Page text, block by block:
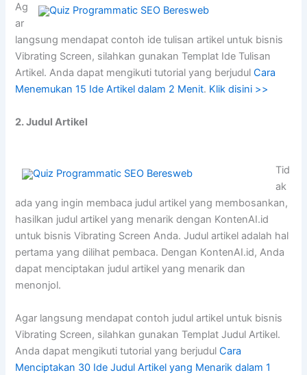
Ag
ar
langsung mendapat contoh ide tulisan artikel untuk bisnis
Vibrating Screen, silahkan gunakan Templat Ide Tulisan
Artikel. Anda dapat mengikuti tutorial yang berjudulCara
Menemukan 15 Ide Artikel dalam 2 Menit. Klik disini >>
2. Judul Artikel
Tid
ak
ada yang ingin membaca judul artikel yang membosankan,
hasilkan judul artikel yang menarik dengan KontenAI.id
untuk bisnis Vibrating Screen Anda. Judul artikel adalah hal
pertama yang dilihat pembaca. Dengan KontenAI.id, Anda
dapat menciptakan judul artikel yang menarik dan
menonjol.
Agar langsung mendapat contoh judul artikel untuk bisnis
Vibrating Screen, silahkan gunakan Templat Judul Artikel.
Anda dapat mengikuti tutorial yang berjudulCara
Menciptakan 30 Ide Judul Artikel yang Menarik dalam 1